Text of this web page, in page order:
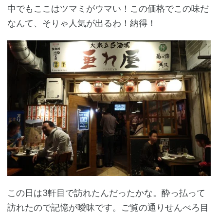
中でもここはツマミがウマい！この価格でこの味だ
なんて、そりゃ人気が出るわ！納得！
この日は3軒目で訪れたんだったかな。酔っ払って
訪れたので記憶が曖昧です。ご覧の通りせんべろ目